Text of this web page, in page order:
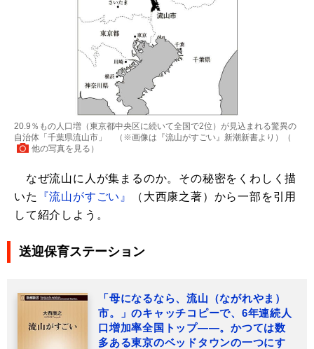
20.9％もの人口増（東京都中央区に続いて全国で2位）が見込まれる驚異の
自治体「千葉県流山市」 （※画像は『流山がすごい』新潮新書より）（
他の写真を見る ）
なぜ流山に人が集まるのか。その秘密をくわしく描
いた
『流山がすごい』
（大西康之著）から一部を引用
して紹介しよう。
送迎保育ステーション
「母になるなら、流山（ながれやま）
市。」のキャッチコピーで、6年連続人
口増加率全国トップ――。かつては数
多ある東京のベッドタウンの一つにす